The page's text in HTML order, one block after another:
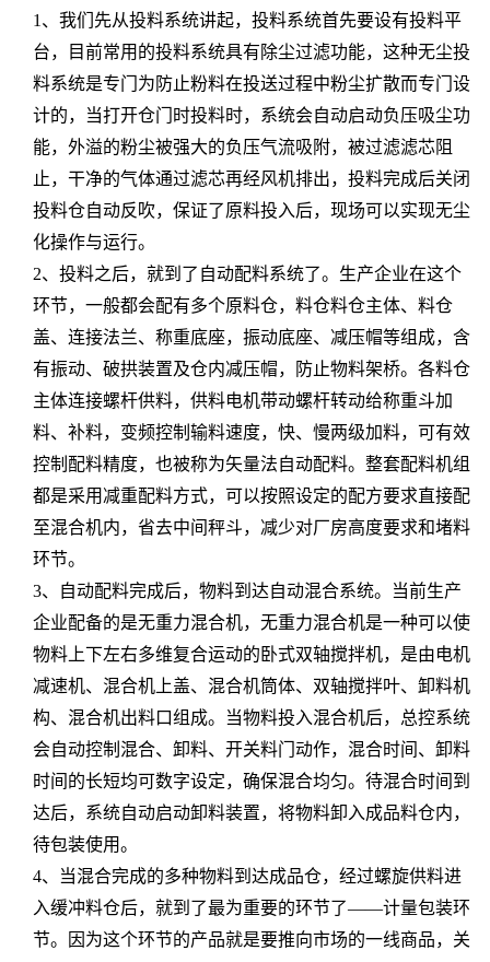
1、我们先从投料系统讲起，投料系统首先要设有投料平
台，目前常用的投料系统具有除尘过滤功能，这种无尘投
料系统是专门为防止粉料在投送过程中粉尘扩散而专门设
计的，当打开仓门时投料时，系统会自动启动负压吸尘功
能，外溢的粉尘被强大的负压气流吸附，被过滤滤芯阻
止，干净的气体通过滤芯再经风机排出，投料完成后关闭
投料仓自动反吹，保证了原料投入后，现场可以实现无尘
化操作与运行。
2、投料之后，就到了自动配料系统了。生产企业在这个
环节，一般都会配有多个原料仓，料仓料仓主体、料仓
盖、连接法兰、称重底座，振动底座、减压帽等组成，含
有振动、破拱装置及仓内减压帽，防止物料架桥。各料仓
主体连接螺杆供料，供料电机带动螺杆转动给称重斗加
料、补料，变频控制输料速度，快、慢两级加料，可有效
控制配料精度，也被称为矢量法自动配料。整套配料机组
都是采用减重配料方式，可以按照设定的配方要求直接配
至混合机内，省去中间秤斗，减少对厂房高度要求和堵料
环节。
3、自动配料完成后，物料到达自动混合系统。当前生产
企业配备的是无重力混合机，无重力混合机是一种可以使
物料上下左右多维复合运动的卧式双轴搅拌机，是由电机
减速机、混合机上盖、混合机筒体、双轴搅拌叶、卸料机
构、混合机出料口组成。当物料投入混合机后，总控系统
会自动控制混合、卸料、开关料门动作，混合时间、卸料
时间的长短均可数字设定，确保混合均匀。待混合时间到
达后，系统自动启动卸料装置，将物料卸入成品料仓内，
待包装使用。
4、当混合完成的多种物料到达成品仓，经过螺旋供料进
入缓冲料仓后，就到了最为重要的环节了——计量包装环
节。因为这个环节的产品就是要推向市场的一线商品，关